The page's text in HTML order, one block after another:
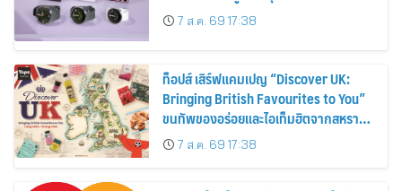
30%7 ส.ค. 69 17:38
ท็อปส์ เสิร์ฟแคมเปญ “Discover UK:
Bringing British Favourites to You”
ขนทัพของอร่อยและไอเท็มฮิตจากสหราช
อาณาจักร ส่งตรงถึงมือตั้งแต่วันนี้ – 18
สิงหาคมนี้
7 ส.ค. 69 17:38